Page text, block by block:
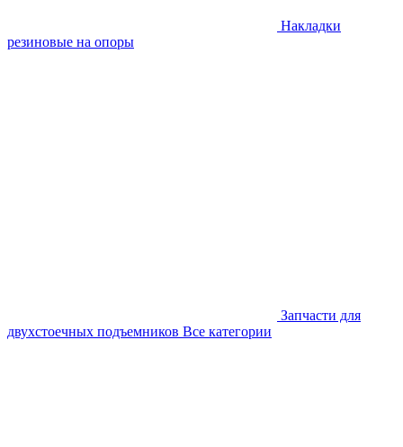
Накладки
резиновые на опоры
Запчасти для
двухстоечных подъемников Все категории